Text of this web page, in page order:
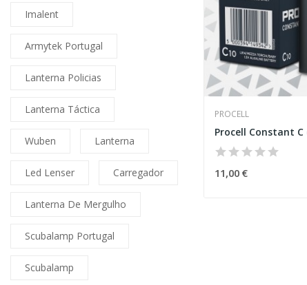
Imalent
Armytek Portugal
Lanterna Policias
Lanterna Táctica
Wuben Lanterna
Led Lenser Carregador
Lanterna De Mergulho
Scubalamp Portugal
Scubalamp
PROCELL
Procell Constant C
11,00 €